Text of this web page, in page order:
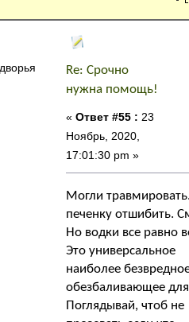
Re: Срочно
нужна помощь!
« Ответ #55 : 23
Ноябрь, 2020,
17:01:30 pm »
Могли
печенку отшибить.
Но водки все равно
Это универсальное
наиболее
обезбаливающее
Поглядывай, чтоб не